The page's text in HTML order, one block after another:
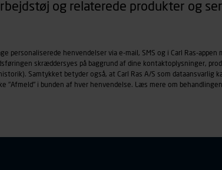
og relaterede produkter og
personaliserede henvendelser via e-mail, SMS og i Carl Ras-
skræddersyes på baggrund af dine kontaktoplysninger,
Samtykket betyder også, at Carl Ras A/S som dataansvarlig
"Afmeld" i bunden af hver henvendelse. Læs mere om